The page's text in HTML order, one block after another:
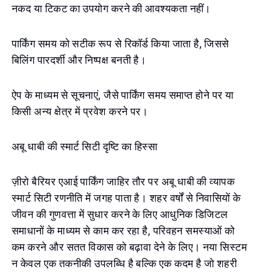
नकद या टिकट का उपयोग करने की आवश्यकता नहीं।
पार्किंग समय को सटीक रूप से रिकॉर्ड किया जाता है, जिससे
बिलिंग पारदर्शी और निष्पक्ष बनती है।
ऐप के माध्यम से सूचनाएं, जैसे पार्किंग समय समाप्त होने पर या
किसी अन्य क्षेत्र में प्रवेश करने पर।
अबू धाबी की स्मार्ट सिटी दृष्टि का हिस्सा
ज़ीरो बैरियर एआई पार्किंग जाहिर तौर पर अबू धाबी की व्यापक
स्मार्ट सिटी रणनीति में जगह पाता है। शहर वर्षों से निवासियों के
जीवन की गुणवत्ता में सुधार करने के लिए आधुनिक डिजिटल
समाधानों के माध्यम से काम कर रहा है, परिवहन समस्याओं को
कम करने और सतत विकास को बढ़ावा देने के लिए। नया सिस्टम
न केवल एक तकनीकी उपलब्धि है बल्कि एक कदम है जो शहरी